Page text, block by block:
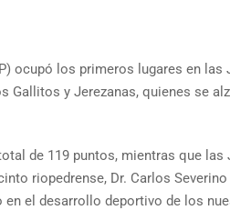
ocupó los primeros lugares en
Gallitos y Jerezanas, quienes se
de 119 puntos, mientras que
riopedrense, Dr. Carlos
el desarrollo deportivo de los